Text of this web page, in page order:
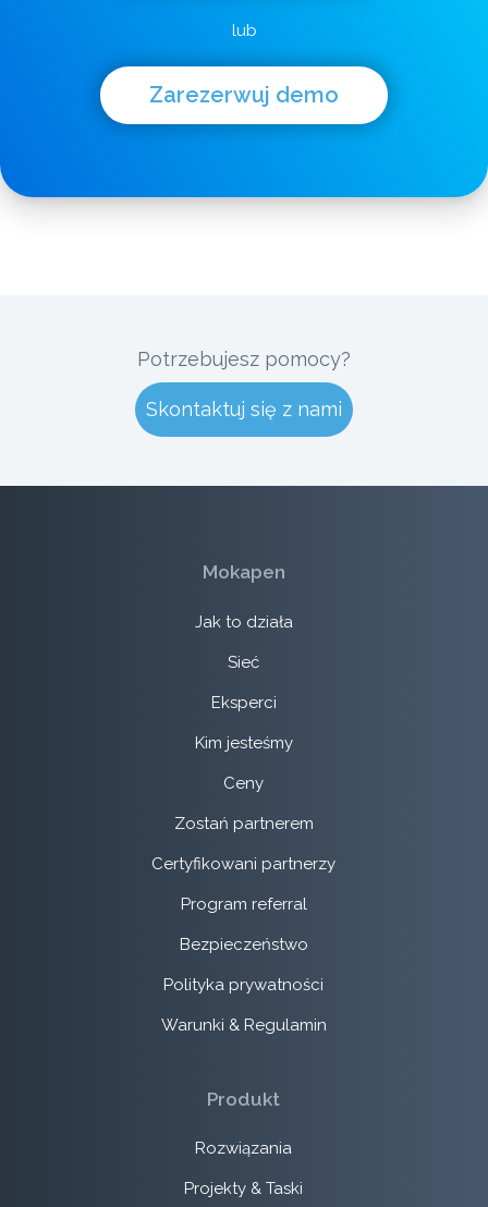
lub
Zarezerwuj demo
Potrzebujesz pomocy?
Skontaktuj się z nami
Mokapen
Jak to działa
Sieć
Eksperci
Kim jesteśmy
Ceny
Zostań partnerem
Certyfikowani partnerzy
Program referral
Bezpieczeństwo
Polityka prywatności
Warunki & Regulamin
Produkt
Rozwiązania
Projekty & Taski